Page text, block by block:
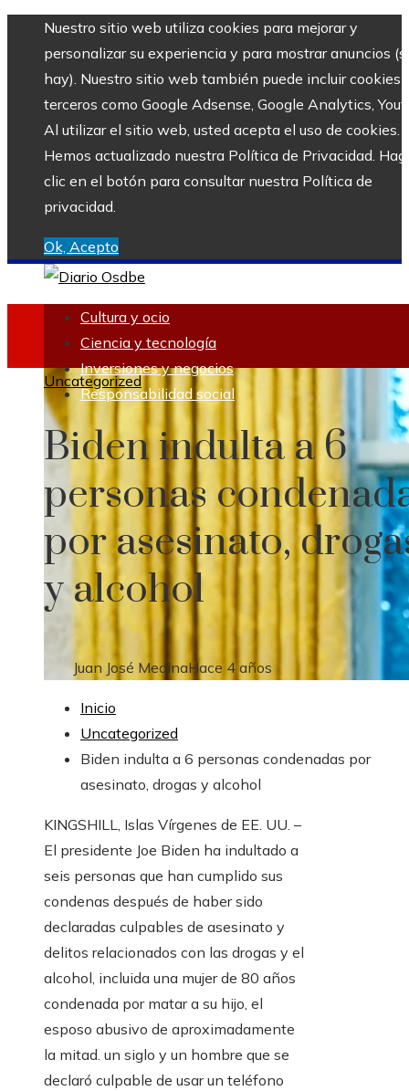
Nuestro sitio web utiliza cookies para mejorar y
personalizar su experiencia y para mostrar anuncios
hay). Nuestro sitio web también puede incluir cookies
terceros como Google Adsense, Google Analytics,
Al utilizar el sitio web, usted acepta el uso de cookies.
Hemos actualizado nuestra Política de Privacidad.
clic en el botón para consultar nuestra Política de
privacidad.
Ok, Acepto
Cultura y ocio
Ciencia y tecnología
Inversiones y negocios
Responsabilidad social
Uncategorized
Biden indulta a 6
personas
por asesinato,
y alcohol
Juan José MedinaHace 4 años
Inicio
Uncategorized
Biden indulta a 6 personas condenadas por
asesinato, drogas y alcohol
KINGSHILL, Islas Vírgenes de EE. UU. –
El presidente Joe Biden ha indultado a
seis personas que han cumplido sus
condenas después de haber sido
declaradas culpables de asesinato y
delitos relacionados con las drogas y el
alcohol, incluida una mujer de 80 años
condenada por matar a su hijo, el
esposo abusivo de aproximadamente
la mitad. un siglo y un hombre que se
declaró culpable de usar un teléfono